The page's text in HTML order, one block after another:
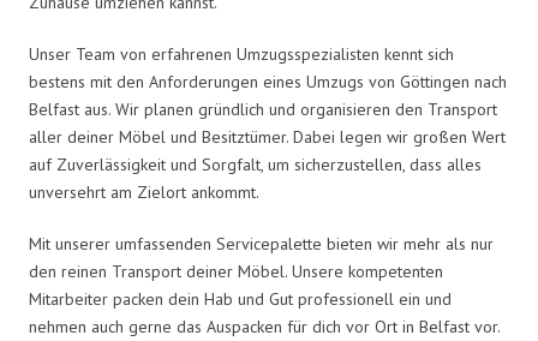
Unser Team von erfahrenen Umzugsspezialisten kennt sich
bestens mit den Anforderungen eines Umzugs von Göttingen nach
Belfast aus. Wir planen gründlich und organisieren den Transport
aller deiner Möbel und Besitztümer. Dabei legen wir großen Wert
auf Zuverlässigkeit und Sorgfalt, um sicherzustellen, dass alles
unversehrt am Zielort ankommt.
Mit unserer umfassenden Servicepalette bieten wir mehr als nur
den reinen Transport deiner Möbel. Unsere kompetenten
Mitarbeiter packen dein Hab und Gut professionell ein und
nehmen auch gerne das Auspacken für dich vor Ort in Belfast vor.